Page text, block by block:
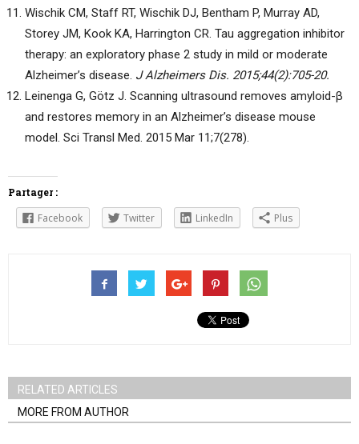
Wischik CM, Staff RT, Wischik DJ, Bentham P, Murray AD,
Storey JM, Kook KA, Harrington CR. Tau aggregation inhibitor
therapy: an exploratory phase 2 study in mild or moderate
Alzheimer’s disease. J Alzheimers Dis. 2015;44(2):705-20.
Leinenga G, Götz J. Scanning ultrasound removes amyloid-β
and restores memory in an Alzheimer’s disease mouse
model. Sci Transl Med. 2015 Mar 11;7(278).
Partager :
Facebook Twitter LinkedIn Plus
RELATED ARTICLES
MORE FROM AUTHOR